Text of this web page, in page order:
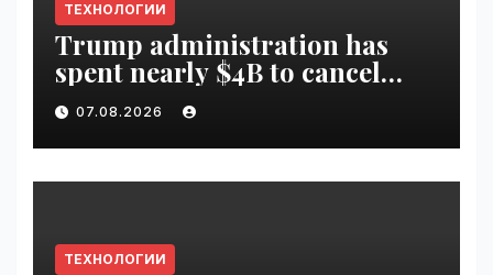
ТЕХНОЛОГИИ
Trump administration has
spent nearly $4B to cancel
offshore wind farms |
VseTime.ru
07.08.2026
ТЕХНОЛОГИИ